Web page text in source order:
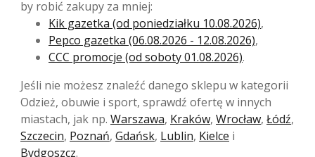
by robić zakupy za mniej:
Kik gazetka (od poniedziałku 10.08.2026),
Pepco gazetka (06.08.2026 - 12.08.2026),
CCC promocje (od soboty 01.08.2026).
Jeśli nie możesz znaleźć danego sklepu w kategorii
Odzież, obuwie i sport, sprawdź ofertę w innych
miastach, jak np. Warszawa, Kraków, Wrocław, Łódź,
Szczecin, Poznań, Gdańsk, Lublin, Kielce i
Bydgoszcz.